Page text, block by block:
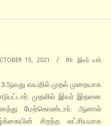
15, 2021 IN:
இவர் யார்
வயதில் முதல் முறையாக
ஈடுபட்டார். முதலில் இவர் இதனை
மேற்கொண்டார். ஆனால்
சிறந்த லட்சியமாக